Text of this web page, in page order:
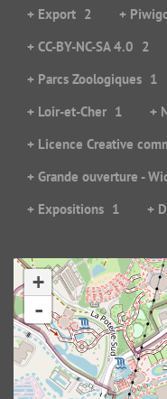
+ Export 2 +
+ CC-BY-NC-SA 4.0 2
+ Parcs Zoologiques 1
+ Loir-et-Cher 1 +
+ Licence Creative
+ Grande ouverture -
+ Expositions 1 +
+
-
Au